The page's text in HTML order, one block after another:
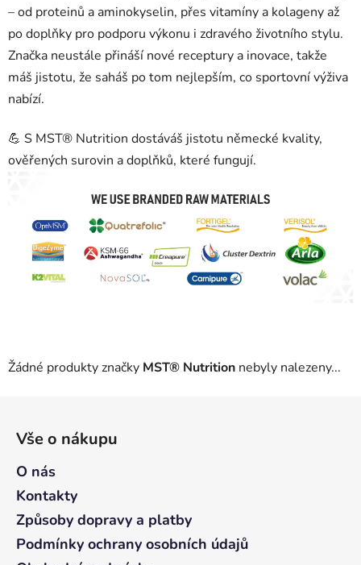
– od proteinů a aminokyselin, přes vitamíny a kolageny až
po doplňky pro podporu výkonu i zdravého životního stylu.
Značka neustále přináší nové receptury a inovace, takže
máš jistotu, že saháš po tom nejlepším, co sportovní výživa
nabízí.
💪 S MST® Nutrition dostáváš jistotu německé kvality,
ověřených surovin a doplňků, které fungují.
Žádné produkty značky MST® Nutrition nebyly nalezeny...
Vše o nákupu
O nás
Kontakty
Způsoby dopravy a platby
Podmínky ochrany osobních údajů